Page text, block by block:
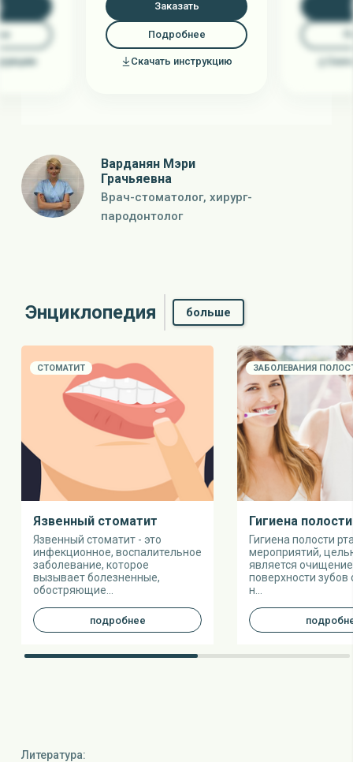
Заказать
Подробнее
Скачать инструкцию
Варданян Мэри
Грачьяевна
Врач-стоматолог, хирург-
пародонтолог
Энциклопедия больше
СТОМАТИТ
Язвенный стоматит
Язвенный стоматит - это
инфекционное, воспалительное
заболевание, которое
вызывает болезненные,
обостряющие...
подробнее
ЗАБОЛЕВАНИЯ
Гигиена
Гигиена полости
мероприятий,
является очищение
поверхности зубов
н...
Литература: